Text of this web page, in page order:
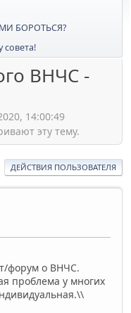
БОРОТЬСЯ?
ВНЧС -
14:00:49
эту тему.
ДЕЙСТВИЯ ПОЛЬЗОВАТЕЛЯ
форум о ВНЧС.
проблема у многих